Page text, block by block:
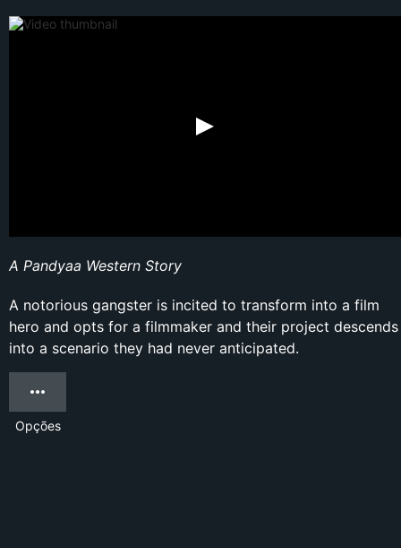
A Pandyaa Western Story
A notorious gangster is incited to transform into a film
hero and opts for a filmmaker and their project descends
into a scenario they had never anticipated.
Opções